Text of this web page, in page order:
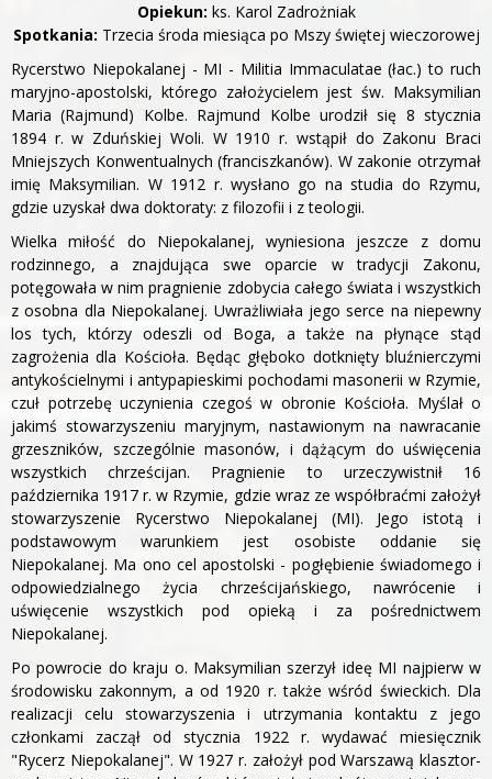
Opiekun: ks. Karol Zadrożniak
Spotkania: Trzecia środa miesiąca po Mszy świętej wieczorowej
Rycerstwo Niepokalanej - MI - Militia Immaculatae (łac.) to ruch
maryjno-apostolski, którego założycielem jest św. Maksymilian
Maria (Rajmund) Kolbe. Rajmund Kolbe urodził się 8 stycznia
1894 r. w Zduńskiej Woli. W 1910 r. wstąpił do Zakonu Braci
Mniejszych Konwentualnych (franciszkanów). W zakonie otrzymał
imię Maksymilian. W 1912 r. wysłano go na studia do Rzymu,
gdzie uzyskał dwa doktoraty: z filozofii i z teologii.
Wielka miłość do Niepokalanej, wyniesiona jeszcze z domu
rodzinnego, a znajdująca swe oparcie w tradycji Zakonu,
potęgowała w nim pragnienie zdobycia całego świata i wszystkich
z osobna dla Niepokalanej. Uwrażliwiała jego serce na niepewny
los tych, którzy odeszli od Boga, a także na płynące stąd
zagrożenia dla Kościoła. Będąc głęboko dotknięty bluźnierczymi
antykościelnymi i antypapieskimi pochodami masonerii w Rzymie,
czuł potrzebę uczynienia czegoś w obronie Kościoła. Myślał o
jakimś stowarzyszeniu maryjnym, nastawionym na nawracanie
grzeszników, szczególnie masonów, i dążącym do uświęcenia
wszystkich chrześcijan. Pragnienie to urzeczywistnił 16
października 1917 r. w Rzymie, gdzie wraz ze współbraćmi założył
stowarzyszenie Rycerstwo Niepokalanej (MI). Jego istotą i
podstawowym warunkiem jest osobiste oddanie się
Niepokalanej. Ma ono cel apostolski - pogłębienie świadomego i
odpowiedzialnego życia chrześcijańskiego, nawrócenie i
uświęcenie wszystkich pod opieką i za pośrednictwem
Niepokalanej.
Po powrocie do kraju o. Maksymilian szerzył ideę MI najpierw w
środowisku zakonnym, a od 1920 r. także wśród świeckich. Dla
realizacji celu stowarzyszenia i utrzymania kontaktu z jego
członkami zaczął od stycznia 1922 r. wydawać miesięcznik
"Rycerz Niepokalanej". W 1927 r. założył pod Warszawą klasztor-